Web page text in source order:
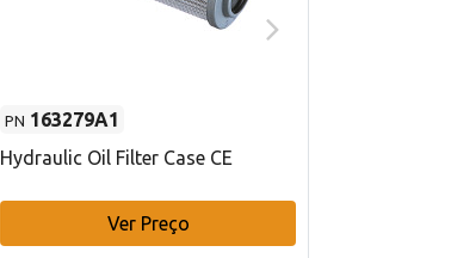
PN 163279A1
Hydraulic Oil Filter Case CE
Ver Preço